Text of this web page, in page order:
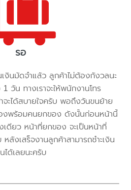
รอ
งินมัดจำแล้ว ลูกค้าไม่ต้องกังวลนะ
วัน ทางเราจะให้พนักงานโทร
ะได้สบายใจครับ พอถึงวันขนย้าย
งพร้อมคนยกของ ดังนั้นก่อนหน้านี้
เดียว หน้าที่ยกของ จะเป็นหน้าที่
ลังเสร็จงานลูกค้าสามารถชำะเงิน
ด้เลยนะครับ